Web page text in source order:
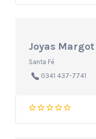
Joyas Margot
Santa Fé
0341 437-7741